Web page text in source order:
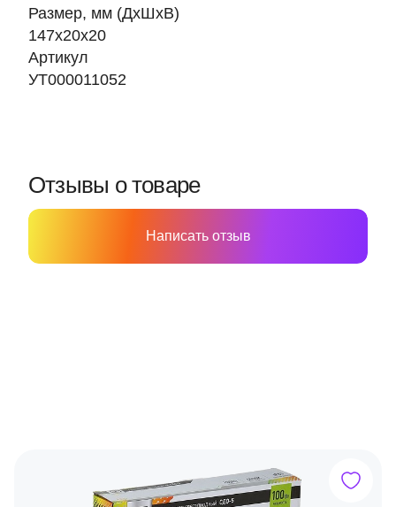
Размер, мм (ДхШхВ)
147х20х20
Артикул
УТ000011052
Отзывы о товаре
Написать отзыв